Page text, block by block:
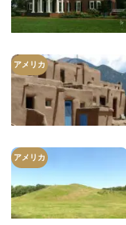
アメリカ
アメリカ